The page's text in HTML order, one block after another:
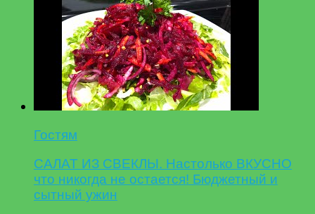
Гостям
САЛАТ ИЗ СВЕКЛЫ. Настолько ВКУСНО
что никогда не остается! Бюджетный и
сытный ужин